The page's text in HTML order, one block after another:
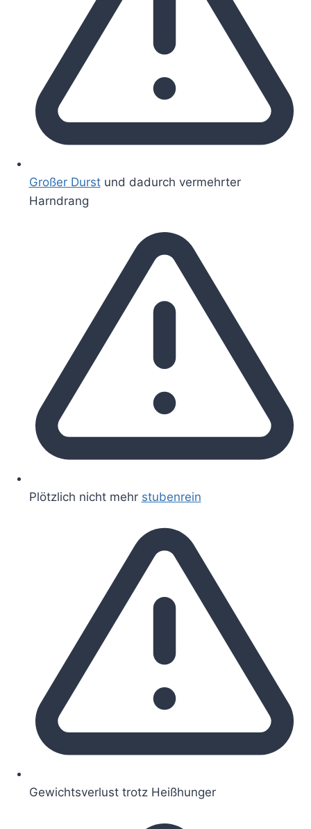
Großer Durstund dadurch vermehrter
Harndrang
Plötzlich nicht mehr stubenrein
Gewichtsverlust trotz Heißhunger